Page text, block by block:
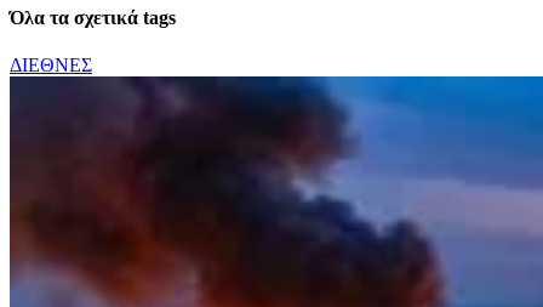
Όλα τα σχετικά tags
ΔΙΕΘΝΕΣ